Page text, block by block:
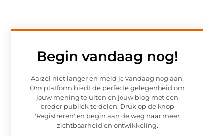
Begin vandaag nog!
Aarzel niet langer en meld je vandaag nog aan.
Ons platform biedt de perfecte gelegenheid om
jouw mening te uiten en jouw blog met een
breder publiek te delen. Druk op de knop
'Registreren' en begin aan de weg naar meer
zichtbaarheid en ontwikkeling.